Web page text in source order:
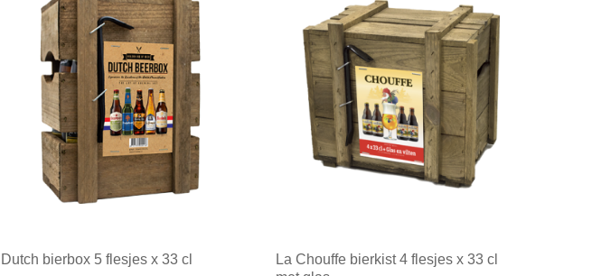
Minimale afname: 1 Minimale afname: 1
Dutch bierbox 5 flesjes x 33 cl
La Chouffe bierkist 4 flesjes x 33 cl